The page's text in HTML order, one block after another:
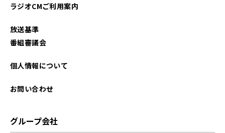
ラジオCMご利用案内
放送基準
番組審議会
個人情報について
お問い合わせ
グループ会社